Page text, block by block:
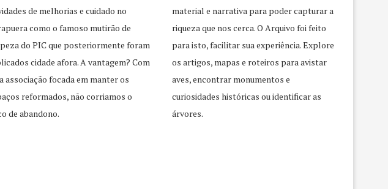
de melhorias e cuidado no
como o famoso mutirão de
do PIC que posteriormente foram
cidade afora. A vantagem? Com
associação focada em manter os
reformados, não corriamos o
de abandono.
material e narrativa para poder capturar a
riqueza que nos cerca. O Arquivo foi feito
para isto, facilitar sua experiência. Explore
os artigos, mapas e roteiros para avistar
aves, encontrar monumentos e
curiosidades históricas ou identificar as
árvores.